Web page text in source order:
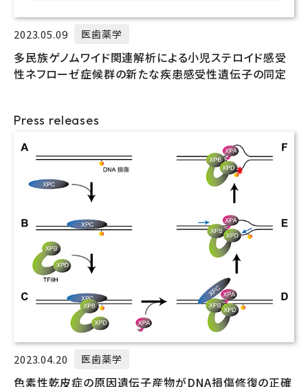
2023.05.09 医歯薬学
多民族ゲノムワイド関連解析による小児ステロイド感受
性ネフローゼ症候群の新たな疾患感受性遺伝子の同定
Press releases
2023.04.20 医歯薬学
色素性乾皮症の原因遺伝子産物がDNA損傷修復の正確